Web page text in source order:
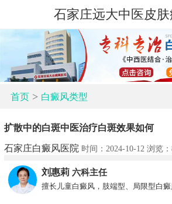
石家庄远大中医皮
首页> 白癜风类型
扩散中的白斑中医治疗白斑效果如何
石家庄白癜风医院 时间：2024-10-12 浏览：
刘惠莉 六科主任
擅长儿童白癜风，肢端型、局限型白